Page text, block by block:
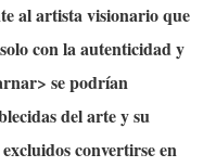
al artista visionario que
con la autenticidad y
se podrían
del arte y su
convertirse en